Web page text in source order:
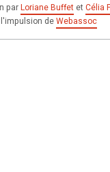
parLoriane Buffetet Célia
l'impulsion deWebassoc